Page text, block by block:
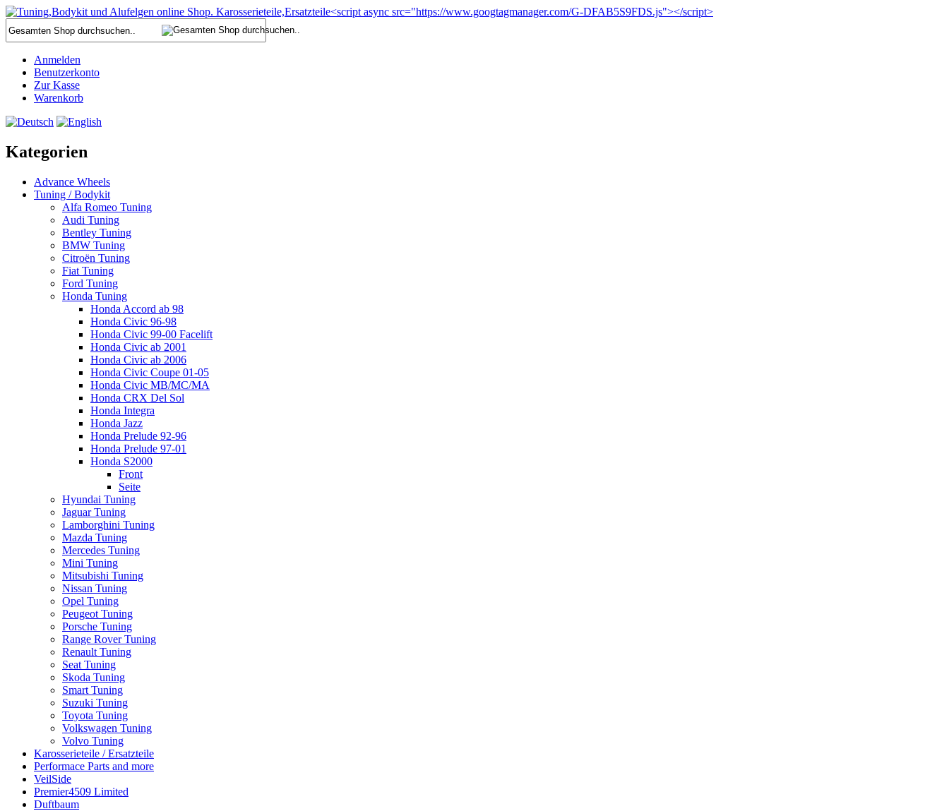
Anmelden
Benutzerkonto
Zur Kasse
Warenkorb
Kategorien
Advance Wheels
Tuning / Bodykit
Alfa Romeo Tuning
Audi Tuning
Bentley Tuning
BMW Tuning
Citroën Tuning
Fiat Tuning
Ford Tuning
Honda Tuning
Honda Accord ab 98
Honda Civic 96-98
Honda Civic 99-00 Facelift
Honda Civic ab 2001
Honda Civic ab 2006
Honda Civic Coupe 01-05
Honda Civic MB/MC/MA
Honda CRX Del Sol
Honda Integra
Honda Jazz
Honda Prelude 92-96
Honda Prelude 97-01
Honda S2000
Front
Seite
Hyundai Tuning
Jaguar Tuning
Lamborghini Tuning
Mazda Tuning
Mercedes Tuning
Mini Tuning
Mitsubishi Tuning
Nissan Tuning
Opel Tuning
Peugeot Tuning
Porsche Tuning
Range Rover Tuning
Renault Tuning
Seat Tuning
Skoda Tuning
Smart Tuning
Suzuki Tuning
Toyota Tuning
Volkswagen Tuning
Volvo Tuning
Karosserieteile / Ersatzteile
Performace Parts and more
VeilSide
Premier4509 Limited
Duftbaum